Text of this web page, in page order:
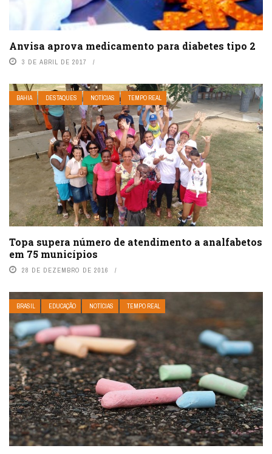
Anvisa aprova medicamento para diabetes tipo 2
3 DE ABRIL DE 2017
BAHIA DESTAQUES NOTÍCIAS TEMPO REAL
Topa supera número de atendimento a analfabetos
em 75 municípios
28 DE DEZEMBRO DE 2016
BRASIL EDUCAÇÃO NOTÍCIAS TEMPO REAL